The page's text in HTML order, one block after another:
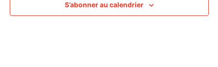
S’abonner au calendrier